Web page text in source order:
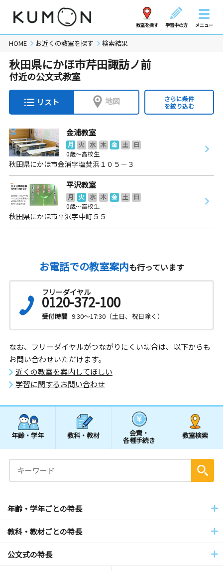
教室を探す 学習中の方 メニュー
HOME お近くの教室を探す 検索結果
秋田県にかほ市芹田諏訪ノ前
付近の公文式教室
リスト 地図
さらに条件
を絞り込む
金浦教室
月 火 水 木 金 土
日
0歳～高校生
秋田県にかほ市金浦字塩焚浜１０５－３
平沢教室
月 火 水 木 金 土
日
0歳～高校生
秋田県にかほ市平沢字中町５５
お電話での教室案内も行っています
フリーダイヤル
0120-372-100
受付時間 9:30～17:30（土日、祝日除く）
なお、フリーダイヤルがつながりにくい場合は、以下からも
お問い合わせいただけます。
近くの教室を案内してほしい
学習に関するお問い合わせ
年齢・学年 教科・教材 会費・
各種手続き
教室検索
年齢・学年ごとの特長
教科・教材ごとの特長
公文式の特長